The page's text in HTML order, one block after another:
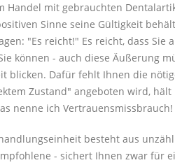
Handel mit gebrauchten
Sinne seine Gültigkeit
"Es reicht!" Es reicht, dass
können - auch diese Äußerung
blicken. Dafür fehlt Ihnen die
Zustand" angeboten wird,
nenne ich Vertrauensmissbrauch!
besteht aus
- sichert Ihnen zwar für